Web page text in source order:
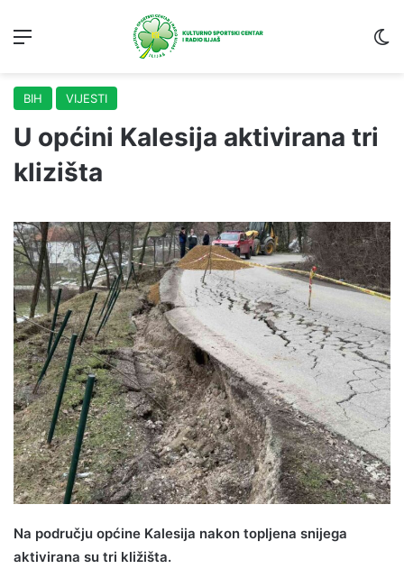
BIH VIJESTI
U općini Kalesija aktivirana tri
klizišta
Na području općine Kalesija nakon topljena snijega
aktivirana su tri kližišta.